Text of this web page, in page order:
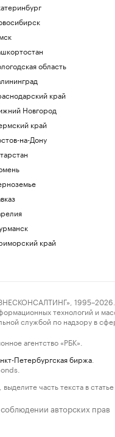
область
край
Новгород
край
на-Дону
край
1995–2026.
технологий и
службой по надзору в
агентство «РБК».
Петербургская биржа
часть текста в
авторских прав